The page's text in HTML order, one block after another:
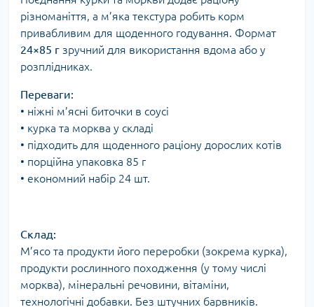
різноманіття, а м’яка текстура робить корм
привабливим для щоденного годування. Формат
24×85 г зручний для використання вдома або у
розплідниках.
Переваги:
• ніжні м’ясні биточки в соусі
• курка та морква у складі
• підходить для щоденного раціону дорослих котів
• порційна упаковка 85 г
• економний набір 24 шт.
Склад:
М’ясо та продукти його переробки (зокрема курка),
продукти рослинного походження (у тому числі
морква), мінеральні речовини, вітаміни,
технологічні добавки. Без штучних барвників.